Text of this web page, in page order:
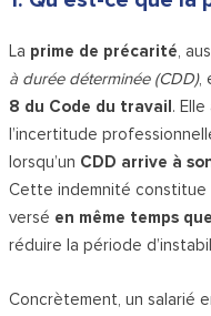
La prime de précarité,
à durée déterminée (CDD),
8 du Code du travail .
l’incertitude
lorsqu’un CDD arrive à
Cette indemnité constitue
versé en même temps
réduire la période
Concrètement, un salarié